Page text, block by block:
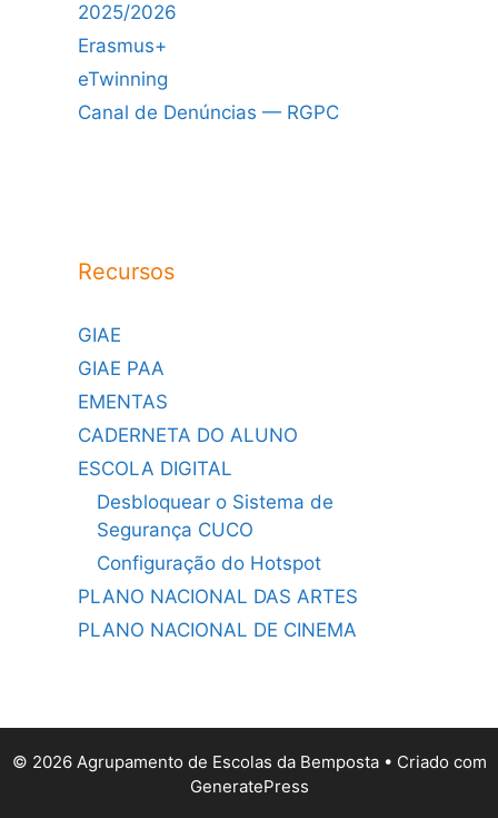
2025/2026
Erasmus+
eTwinning
Canal de Denúncias — RGPC
Recursos
GIAE
GIAE PAA
EMENTAS
CADERNETA DO ALUNO
ESCOLA DIGITAL
Desbloquear o Sistema de
Segurança CUCO
Configuração do Hotspot
PLANO NACIONAL DAS ARTES
PLANO NACIONAL DE CINEMA
© 2026 Agrupamento de Escolas da Bemposta• Criado com
GeneratePress